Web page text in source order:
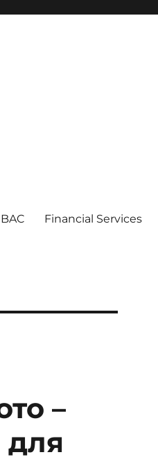
Financial Services
–
для